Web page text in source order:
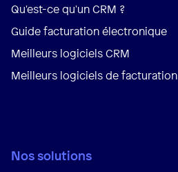
Qu'est-ce qu'un CRM ?
Guide facturation électronique
Meilleurs logiciels CRM
Meilleurs logiciels de facturation
Nos solutions